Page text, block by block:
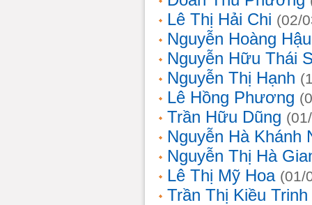
Lê Thị Hải Chi (02/
Nguyễn Hoàng Hậu
Nguyễn Hữu Thái
Nguyễn Thị Hạnh
Lê Hồng Phương
Trần Hữu Dũng
Nguyễn Hà Khánh
Nguyễn Thị Hà
Lê Thị Mỹ Hoa (01/
Trần Thị Kiều Trinh